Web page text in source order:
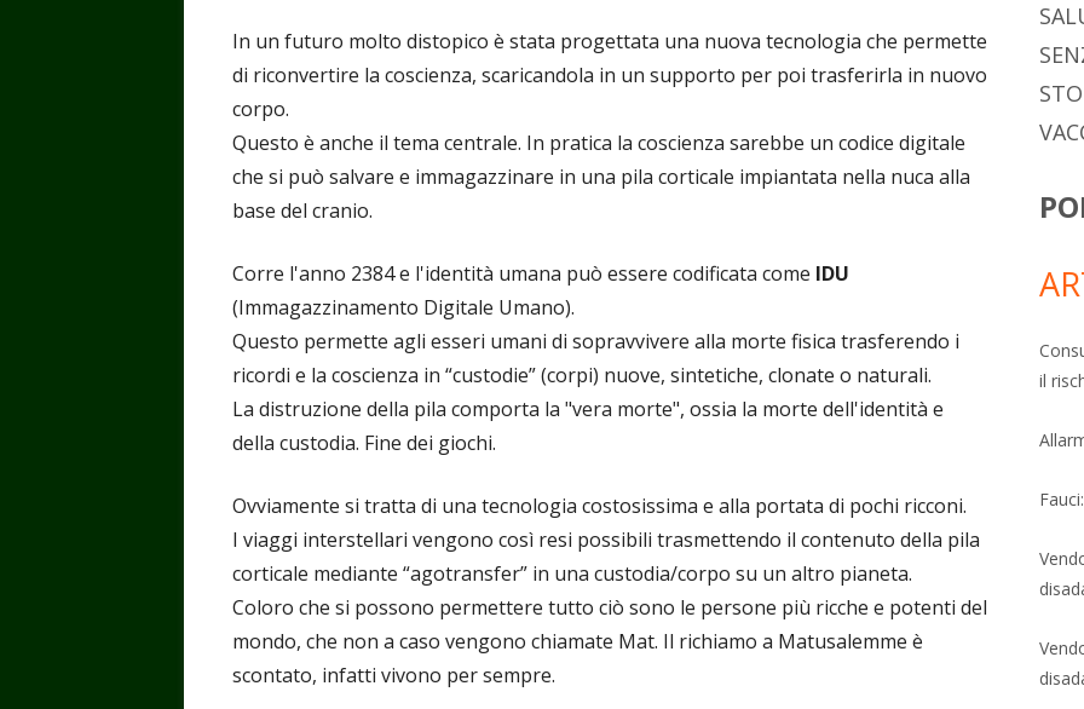
In un futuro molto distopico è stata progettata una nuova tecnologia che permette
di riconvertire la coscienza, scaricandola in un supporto per poi trasferirla in nuovo
corpo.
Questo è anche il tema centrale. In pratica la coscienza sarebbe un codice digitale
che si può salvare e immagazzinare in una pila corticale impiantata nella nuca alla
base del cranio.
Corre l'anno 2384 e l'identità umana può essere codificata come IDU
(Immagazzinamento Digitale Umano).
Questo permette agli esseri umani di sopravvivere alla morte fisica trasferendo i
ricordi e la coscienza in “custodie” (corpi) nuove, sintetiche, clonate o naturali.
La distruzione della pila comporta la "vera morte", ossia la morte dell'identità e
della custodia. Fine dei giochi.
Ovviamente si tratta di una tecnologia costosissima e alla portata di pochi ricconi.
I viaggi interstellari vengono così resi possibili trasmettendo il contenuto della pila
corticale mediante “agotransfer” in una custodia/corpo su un altro pianeta.
Coloro che si possono permettere tutto ciò sono le persone più ricche e potenti del
mondo, che non a caso vengono chiamate Mat. Il richiamo a Matusalemme è
scontato, infatti vivono per sempre.
il